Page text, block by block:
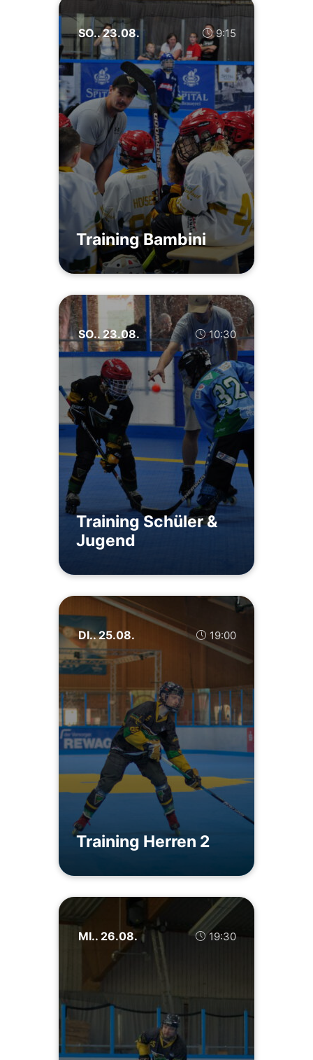
SO.. 23.08. 9:15
Training Bambini
SO.. 23.08. 10:30
Training Schüler &
Jugend
DI.. 25.08. 19:00
Training Herren 2
MI.. 26.08. 19:30